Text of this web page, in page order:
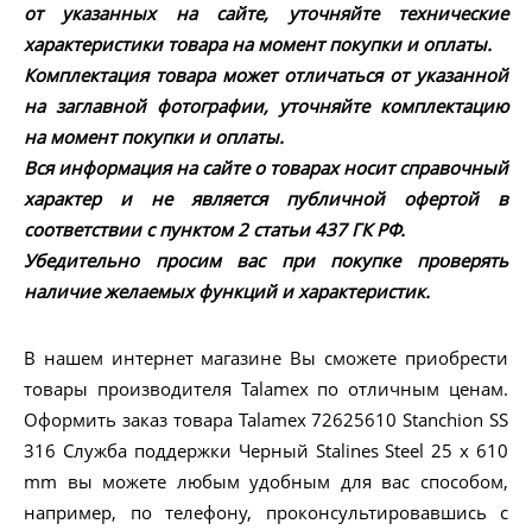
от указанных на сайте, уточняйте технические
характеристики товара на момент покупки и оплаты.
Комплектация товара может отличаться от указанной
на заглавной фотографии, уточняйте комплектацию
на момент покупки и оплаты.
Вся информация на сайте о товарах носит справочный
характер и не является публичной офертой в
соответствии с пунктом 2 статьи 437 ГК РФ.
Убедительно просим вас при покупке проверять
наличие желаемых функций и характеристик.
В нашем интернет магазине Вы сможете приобрести
товары производителя Talamex по отличным ценам.
Оформить заказ товара Talamex 72625610 Stanchion SS
316 Служба поддержки Черный Stalines Steel 25 x 610
mm вы можете любым удобным для вас способом,
например, по телефону, проконсультировавшись с